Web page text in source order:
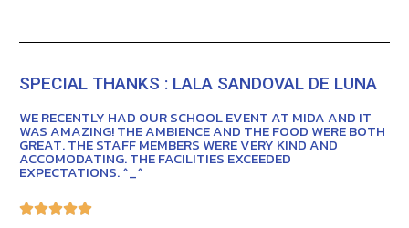
SPECIAL THANKS : LALA SANDOVAL DE LUNA
WE RECENTLY HAD OUR SCHOOL EVENT AT MIDA AND IT
WAS AMAZING! THE AMBIENCE AND THE FOOD WERE BOTH
GREAT. THE STAFF MEMBERS WERE VERY KIND AND
ACCOMODATING. THE FACILITIES EXCEEDED
EXPECTATIONS. ^_^
